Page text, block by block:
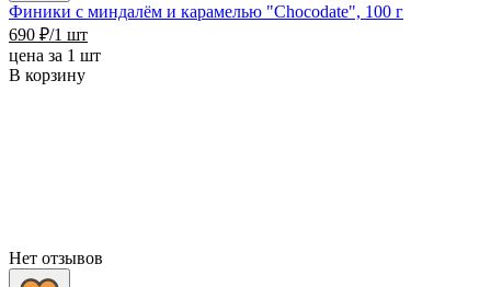
Финики с миндалём и карамелью "Chocodate", 100 г
690 ₽/1 шт
цена за 1 шт
В корзину
Нет отзывов